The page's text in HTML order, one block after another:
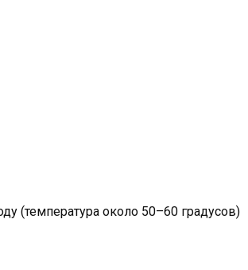
(температура около 50–60 градусов)